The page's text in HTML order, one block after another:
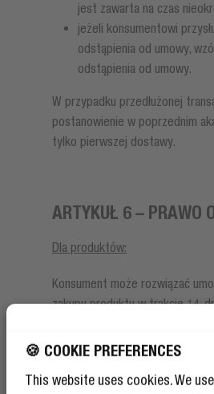
🍪 COOKIE PREFERENCES
This website uses cookies. We
jest zawarta na czas
jeżeli konsumentowi
odstąpienia od umowy,
odstąpienia od umowy.
W przypadku przedłużonej
postanowienie w poprzednim
tylko pierwszej dostawy.
ARTYKUŁ 6 – PRAWO
Dla produktów:
Konsument może rozwiązać
zakupu produktu w trakcie 14-
Przedsiębiorca może zapytać
go do podania takiej przyczyny.